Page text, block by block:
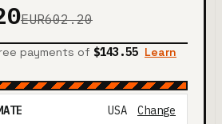
EUR602.20
payments of $143.55 Learn
USA Change